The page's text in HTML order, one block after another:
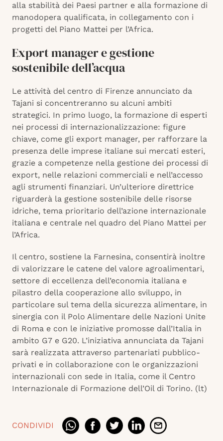
alla stabilità dei Paesi partner e alla formazione di
manodopera qualificata, in collegamento con i
progetti del Piano Mattei per l’Africa.
Export manager e gestione
sostenibile dell’acqua
Le attività del centro di Firenze annunciato da
Tajani si concentreranno su alcuni ambiti
strategici. In primo luogo, la formazione di esperti
nei processi di internazionalizzazione: figure
chiave, come gli export manager, per rafforzare la
presenza delle imprese italiane sui mercati esteri,
grazie a competenze nella gestione dei processi di
export, nelle relazioni commerciali e nell’accesso
agli strumenti finanziari. Un’ulteriore direttrice
riguarderà la gestione sostenibile delle risorse
idriche, tema prioritario dell’azione internazionale
italiana e centrale nel quadro del Piano Mattei per
l’Africa.
Il centro, sostiene la Farnesina, consentirà inoltre
di valorizzare le catene del valore agroalimentari,
settore di eccellenza dell’economia italiana e
pilastro della cooperazione allo sviluppo, in
particolare sul tema della sicurezza alimentare, in
sinergia con il Polo Alimentare delle Nazioni Unite
di Roma e con le iniziative promosse dall’Italia in
ambito G7 e G20. L’iniziativa annunciata da Tajani
sarà realizzata attraverso partenariati pubblico-
privati e in collaborazione con le organizzazioni
internazionali con sede in Italia, come il Centro
Internazionale di Formazione dell’Oil di Torino. (lt)
CONDIVIDI